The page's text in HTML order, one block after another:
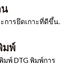
การยึดเกาะที่ดีขึ้น.
มพ์
มพ์ DTG พิมพ์การ